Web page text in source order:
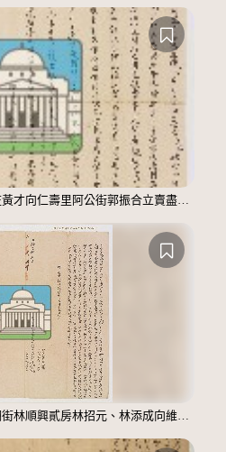
乾隆五十八年維新里竹仔港庄黃才向仁壽里阿公街郭振合立賣盡絕契
光緒六年鳳邑長治二圖里大湖街林順興貳房林招元、林添成向維新里竹仔港蘇陀立賣杜絕盡根契